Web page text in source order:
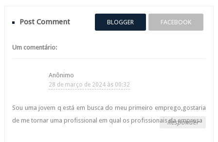
Post Comment BLOGGER FACEBOOK
Um comentário:
Anônimo
28 de março de 2024 às 00:32
Sou uma jovem q está em busca do meu primeiro emprego,gostaria
de me tornar uma profissional em qual os profissionais da empresa
Responder